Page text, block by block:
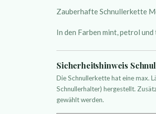
Zauberhafte Schnullerkette
In den Farben mint, petrol
Sicherheitshinweis
Die Schnullerkette hat eine max.
Schnullerhalter) hergestellt.
gewählt werden.